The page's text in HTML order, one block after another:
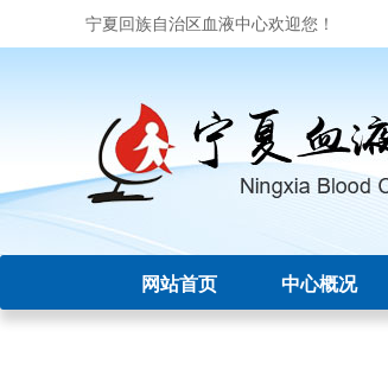
宁夏回族自治区血液中心欢迎您！
网站首页 中心概况